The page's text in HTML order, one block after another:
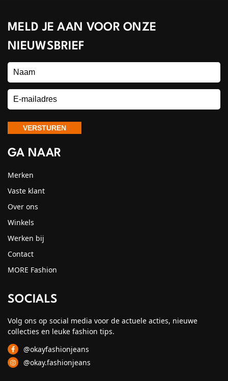
MELD JE AAN VOOR ONZE
NIEUWSBRIEF
GA NAAR
Merken
Vaste klant
Over ons
Winkels
Werken bij
Contact
MORE Fashion
SOCIALS
Volg ons op social media voor de actuele acties, nieuwe
collecties en leuke fashion tips.
@okayfashionjeans
@okay.fashionjeans